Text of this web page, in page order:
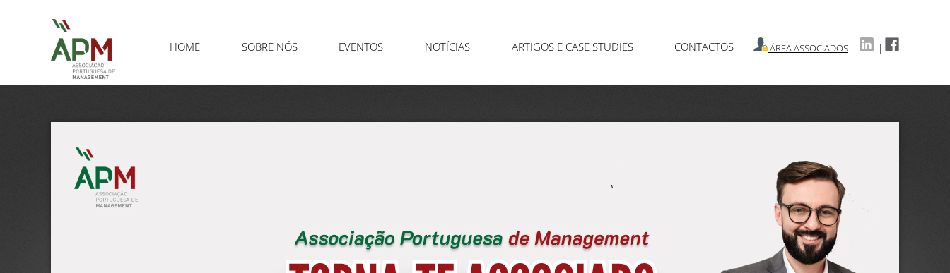
HOME SOBRE NÓS EVENTOS NOTÍCIAS ARTIGOS E CASE STUDIES CONTACTOS | ÁREA ASSOCIADOS | |